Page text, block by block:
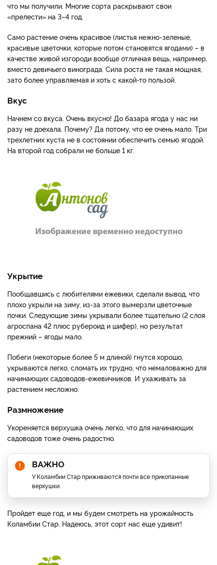
что мы получили. Многие сорта раскрывают свои
«прелести» на 3–4 год.
Само растение очень красивое (листья нежно-зеленые,
красивые цветочки, которые потом становятся ягодами) – в
качестве живой изгороди вообще отличная вещь, например,
вместо девичьего винограда. Сила роста не такая мощная,
зато более управляемая и хоть с какой-то пользой.
Вкус
Начнем со вкуса. Очень вкусно! До базара ягода у нас ни
разу не доехала. Почему? Да потому, что ее очень мало. Три
трехлетних куста не в состоянии обеспечить семью ягодой.
На второй год собрали не больше 1 кг.
Укрытие
Пообщавшись с любителями ежевики, сделали вывод, что
плохо укрыли на зиму, из-за этого вымерзли цветочные
почки. Следующие зимы укрывали более тщательно (2 слоя
агроспана 42 плюс рубероид и шифер), но результат
прежний – ягоды мало.
Побеги (некоторые более 5 м длиной) гнутся хорошо,
укрываются легко, сломать их трудно, что немаловажно для
начинающих садоводов-ежевичников. И ухаживать за
растением несложно.
Размножение
Укореняется верхушка очень легко, что для начинающих
садоводов тоже очень радостно.
ВАЖНО
У Коламбии Стар приживаются почти все прикопанные
верхушки.
Пройдет еще год, и мы будем смотреть на урожайность
Коламбии Стар. Надеюсь, этот сорт нас еще удивит!